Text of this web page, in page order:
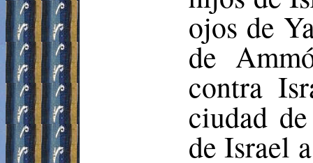
ojos de
de
contra
ciudad
de Israel